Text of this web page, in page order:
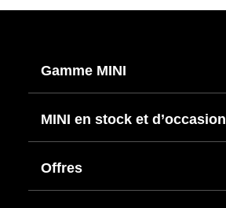
Gamme MINI
MINI en stock et d’occasion
Offres